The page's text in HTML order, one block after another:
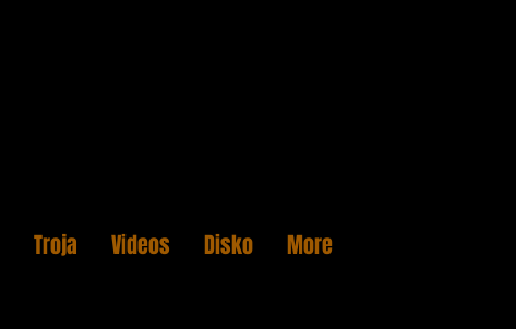
Troja Videos Disko More